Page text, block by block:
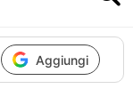
Aggiungi